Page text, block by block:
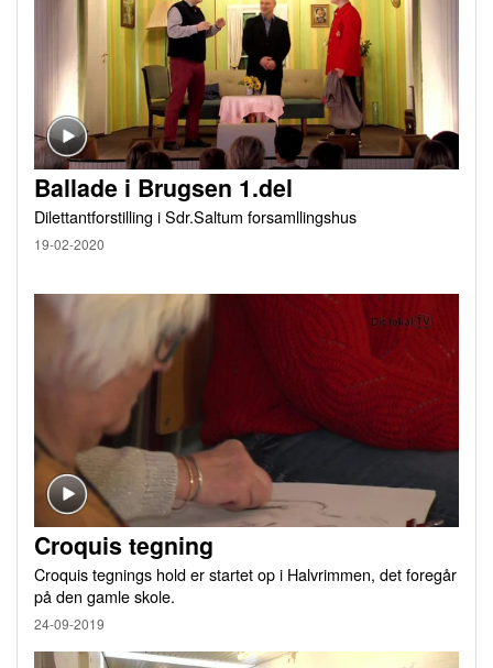
Ballade i Brugsen 1.del
Dilettantforstilling i Sdr.Saltum forsamllingshus
19-02-2020
Croquis tegning
Croquis tegnings hold er startet op i Halvrimmen, det foregår
på den gamle skole.
24-09-2019